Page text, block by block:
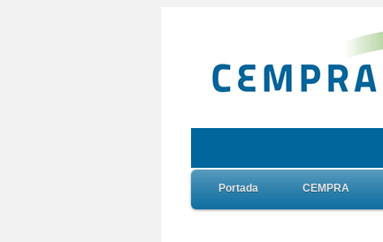
Portada CEMPRA